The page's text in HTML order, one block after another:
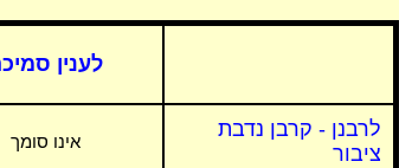
לענין
לרבנן - קרבן נדבת
ציבור
אינו סומך